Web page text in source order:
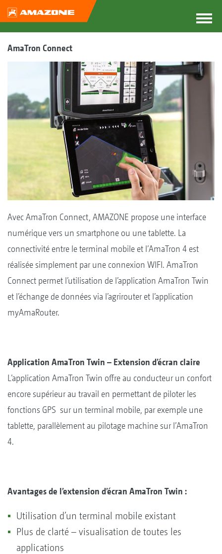
AmaTron Connect
Avec AmaTron Connect, AMAZONE propose une interface
numérique vers un smartphone ou une tablette. La
connectivité entre le terminal mobile et l’AmaTron 4 est
réalisée simplement par une connexion WIFI. AmaTron
Connect permet l’utilisation de l’application AmaTron Twin
et l’échange de données via l’agrirouter et l’application
myAmaRouter.
Application AmaTron Twin – Extension d’écran claire
L’application AmaTron Twin offre au conducteur un confort
encore supérieur au travail en permettant de piloter les
fonctions GPS sur un terminal mobile, par exemple une
tablette, parallèlement au pilotage machine sur l’AmaTron
4.
Avantages de l’extension d’écran AmaTron Twin :
Utilisation d’un terminal mobile existant
Plus de clarté – visualisation de toutes les
applications